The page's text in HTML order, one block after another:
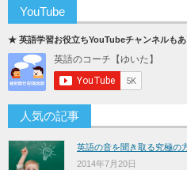
YouTube
★ 英語学習お役立ちYouTubeチャンネルもあ
人気の記事
英語の音を聞き取る究極の
2014年7月20日